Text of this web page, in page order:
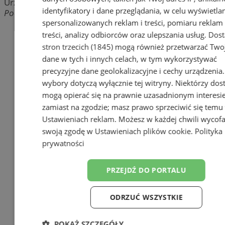
Urzędy Pocztowe
Pocztowa, 41-500 Chorzów
Dodaj firmę
Pozostałe firmy w kategorii
Meble na wymiar
Jak wyrobić książeczkę
identyfikatory i dane przeglądania, w celu
spersonalizowanych reklam i treści, pomiaru reklam
treści, analizy odbiorców oraz ulepszania usług.
stron trzecich (1845)mogą również przetwarzać
dane w tych i innych celach, w tym wykorzystywać
precyzyjne dane geolokalizacyjne i cechy
wybory dotyczą wyłącznie tej witryny. Niektórzy
mogą opierać się na prawnie uzasadnionym
zamiast na zgodzie; masz prawo sprzeciwić się temu
Ustawieniach reklam. Możesz w każdej chwili
swoją zgodę w Ustawieniach plików cookie. Polityka
prywatności
PRZEJDŹ DO PORTALU
ODRZUĆ WSZYSTKIE